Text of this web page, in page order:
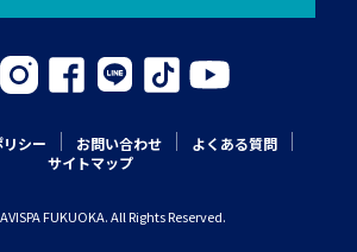
シー お問い合わせ
よくある質問
サイトマップ
FUKUOKA. All Rights Reserved.